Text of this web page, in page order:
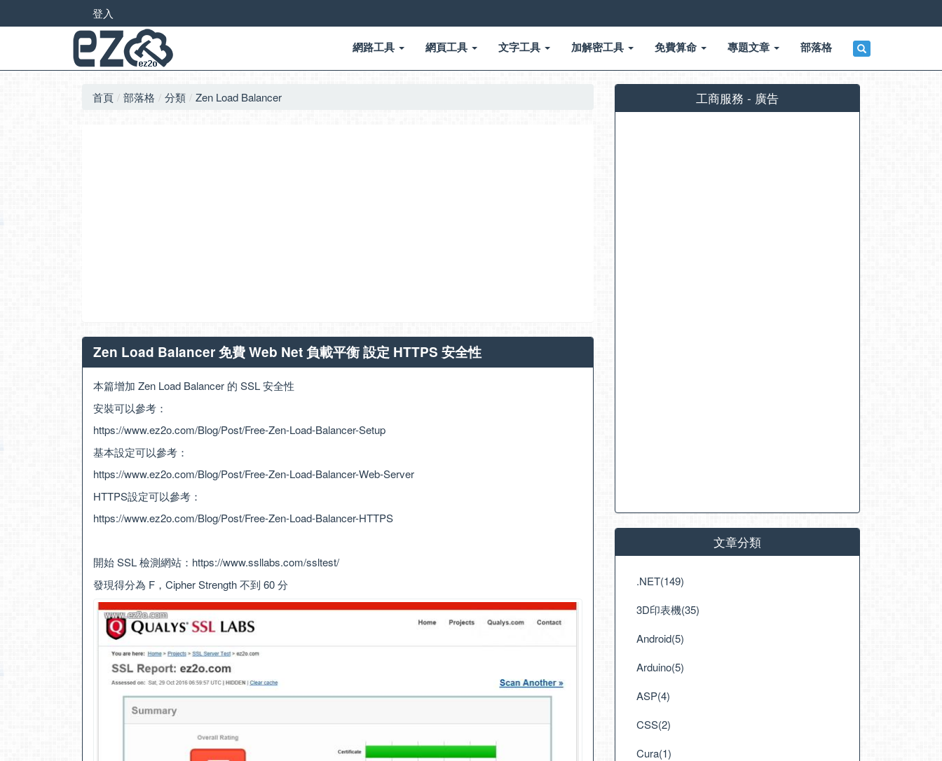
登入
網路工具 網頁工具 文字工具 加解密工具 免費算命 專題文章 部落格
首頁 部落格 分類 Zen Load Balancer
Zen Load Balancer 免費 Web Net 負載平衡 設定 HTTPS 安全性
本篇增加 Zen Load Balancer 的 SSL 安全性
安裝可以參考：
https://www.ez2o.com/Blog/Post/Free-Zen-Load-Balancer-Setup
基本設定可以參考：
https://www.ez2o.com/Blog/Post/Free-Zen-Load-Balancer-Web-Server
HTTPS設定可以參考：
https://www.ez2o.com/Blog/Post/Free-Zen-Load-Balancer-HTTPS
開始 SSL 檢測網站： https://www.ssllabs.com/ssltest/
發現得分為 F，Cipher Strength 不到 60 分
工商服務 - 廣告
文章分類
.NET(149)
3D印表機(35)
Android(5)
Arduino(5)
ASP(4)
CSS(2)
Cura(1)